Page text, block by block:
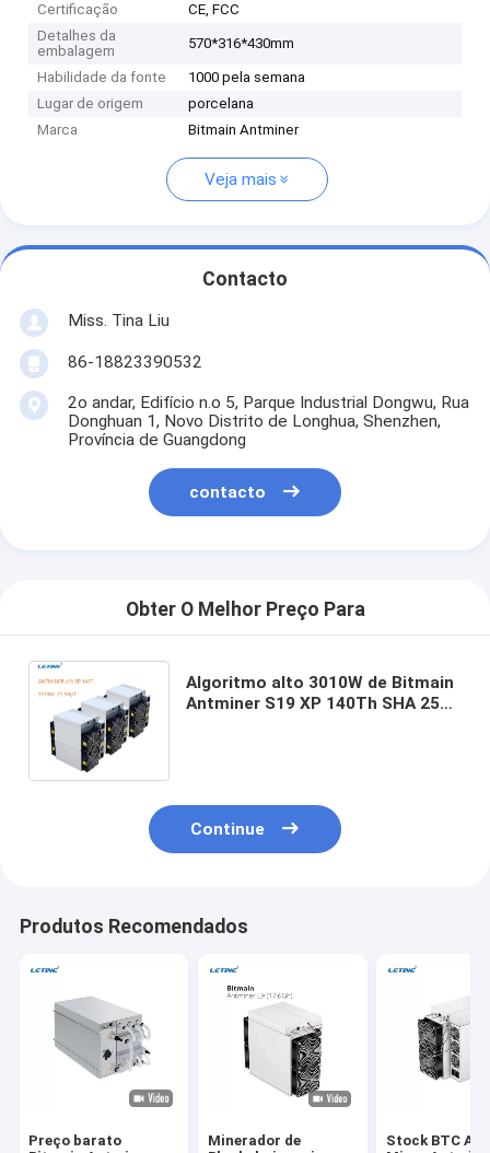
Certificação
CE, FCC
Detalhes da
embalagem
570*316*430mm
Habilidade da fonte
1000 pela semana
Lugar de origem
porcelana
Marca
Bitmain Antminer
Veja mais
Contacto
Miss. Tina Liu
86-18823390532
2o andar, Edifício n.o 5, Parque Industrial Dongwu, Rua
Donghuan 1, Novo Distrito de Longhua, Shenzhen,
Província de Guangdong
contacto
Obter O Melhor Preço Para
Algoritmo alto 3010W de Bitmain
Antminer S19 XP 140Th SHA 256
Continue
Produtos Recomendados
Preço barato
Minerador de
Stock BTC